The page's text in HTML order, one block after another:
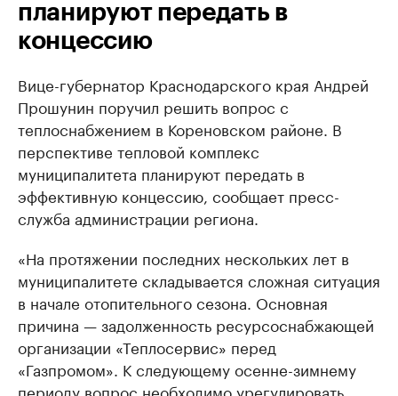
планируют передать в
концессию
Вице-губернатор Краснодарского края Андрей
Прошунин поручил решить вопрос с
теплоснабжением в Кореновском районе. В
перспективе тепловой комплекс
муниципалитета планируют передать в
эффективную концессию, сообщает пресс-
служба администрации региона.
«На протяжении последних нескольких лет в
муниципалитете складывается сложная ситуация
в начале отопительного сезона. Основная
причина — задолженность ресурсоснабжающей
организации «Теплосервис» перед
«Газпромом». К следующему осенне-зимнему
периоду вопрос необходимо урегулировать.